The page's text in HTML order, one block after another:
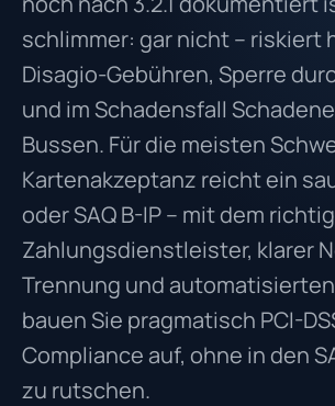
schlimmer: gar nicht – riskiert
Disagio-Gebühren, Sperre
und im Schadensfall
Bussen. Für die meisten
Kartenakzeptanz reicht ein
oder SAQ B-IP – mit dem
Zahlungsdienstleister, klarer
Trennung und automatisierten
bauen Sie pragmatisch PCI-
Compliance auf, ohne in den
zu rutschen.